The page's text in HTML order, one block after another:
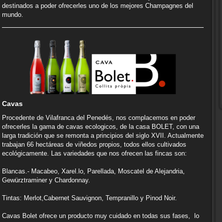
destinados a poder ofrecerles uno de los mejores Champagnes del
mundo.
Cavas
Procedente de Vilafranca del Penedés, nos complacemos en poder
ofrecerles la gama de cavas ecologicos, de la casa BOLET, con una
larga tradición que se remonta a principios del siglo XVII. Actualmente
trabajan 66 hectáreas de viñedos propios, todos ellos cultivados
ecológicamente. Las variedades que nos ofrecen las fincas son:
Blancas.- Macabeo, Xarel.lo, Parellada, Moscatel de Alejandria,
Gewürztraminer y Chardonnay.
Tintas: Merlot,Cabernet Sauvignon, Tempranillo y Pinod Noir.
Cavas Bolet ofrece un producto muy cuidado en todas sus fases, lo